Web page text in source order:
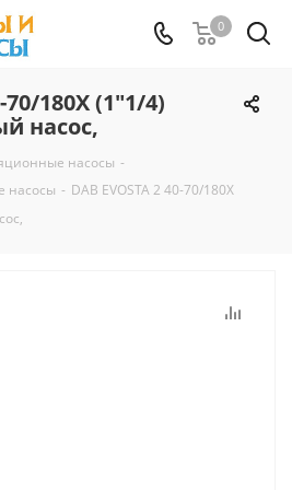
0
70/180X (1"1/4)
насос,
насосы -
насосы - DAB EVOSTA 2 40-70/180X